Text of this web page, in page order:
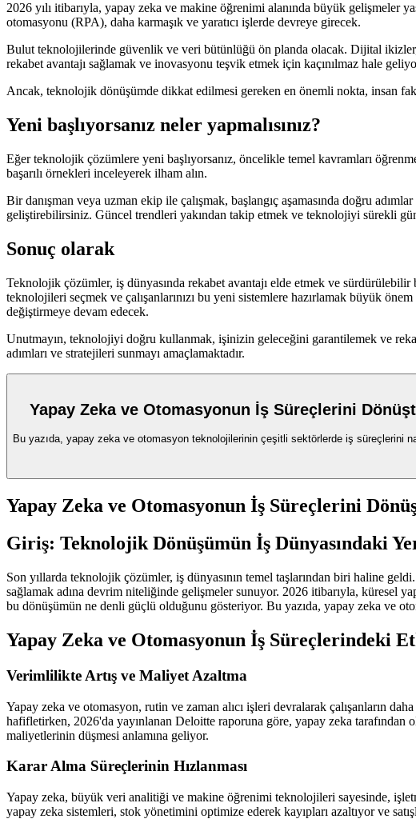
2026 yılı itibarıyla, yapay zeka ve makine öğrenimi alanında büyük
otomasyonu (RPA), daha karmaşık ve yaratıcı işlerde devreye girecek.
Bulut teknolojilerinde güvenlik ve veri bütünlüğü ön planda olacak. Dijital
rekabet avantajı sağlamak ve inovasyonu teşvik etmek için kaçınılmaz hale
Ancak, teknolojik dönüşümde dikkat edilmesi gereken en önemli nokta, insan
Yeni başlıyorsanız neler yapmalısınız?
Eğer teknolojik çözümlere yeni başlıyorsanız, öncelikle temel kavramları
başarılı örnekleri inceleyerek ilham alın.
Bir danışman veya uzman ekip ile çalışmak, başlangıç aşamasında doğru
geliştirebilirsiniz. Güncel trendleri yakından takip etmek ve teknolojiyi sürekli
Sonuç olarak
Teknolojik çözümler, iş dünyasında rekabet avantajı elde etmek ve
teknolojileri seçmek ve çalışanlarınızı bu yeni sistemlere hazırlamak büyük
değiştirmeye devam edecek.
Unutmayın, teknolojiyi doğru kullanmak, işinizin geleceğini garantilemek ve
adımları ve stratejileri sunmayı amaçlamaktadır.
Yapay Zeka ve Otomasyonun İş Süreçlerini
Bu yazıda, yapay zeka ve otomasyon teknolojilerinin çeşitli sektörlerde iş süreçlerini
Yapay Zeka ve Otomasyonun İş Süreçlerini
Giriş: Teknolojik Dönüşümün İş Dünyasındaki
Son yıllarda teknolojik çözümler, iş dünyasının temel taşlarından biri haline
sağlamak adına devrim niteliğinde gelişmeler sunuyor. 2026 itibarıyla, küresel
bu dönüşümün ne denli güçlü olduğunu gösteriyor. Bu yazıda, yapay zeka ve
Yapay Zeka ve Otomasyonun İş Süreçlerindeki
Verimlilikte Artış ve Maliyet Azaltma
Yapay zeka ve otomasyon, rutin ve zaman alıcı işleri devralarak çalışanların
hafifletirken, 2026'da yayınlanan Deloitte raporuna göre, yapay zeka tarafından
maliyetlerinin düşmesi anlamına geliyor.
Karar Alma Süreçlerinin Hızlanması
Yapay zeka, büyük veri analitiği ve makine öğrenimi teknolojileri sayesinde,
yapay zeka sistemleri, stok yönetimini optimize ederek kayıpları azaltıyor ve